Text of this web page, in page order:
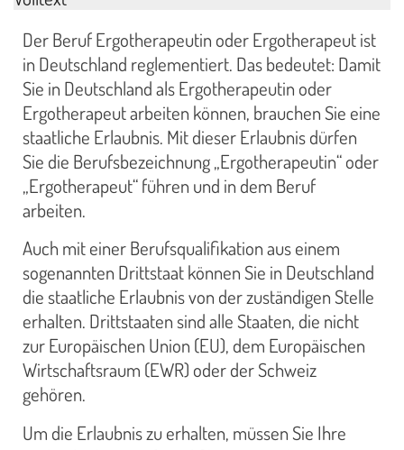
Der Beruf Ergotherapeutin oder Ergotherapeut ist
in Deutschland reglementiert. Das bedeutet: Damit
Sie in Deutschland als Ergotherapeutin oder
Ergotherapeut arbeiten können, brauchen Sie eine
staatliche Erlaubnis. Mit dieser Erlaubnis dürfen
Sie die Berufsbezeichnung „Ergotherapeutin“ oder
„Ergotherapeut“ führen und in dem Beruf
arbeiten.
Auch mit einer Berufsqualifikation aus einem
sogenannten Drittstaat können Sie in Deutschland
die staatliche Erlaubnis von der zuständigen Stelle
erhalten. Drittstaaten sind alle Staaten, die nicht
zur Europäischen Union (EU), dem Europäischen
Wirtschaftsraum (EWR) oder der Schweiz
gehören.
Um die Erlaubnis zu erhalten, müssen Sie Ihre